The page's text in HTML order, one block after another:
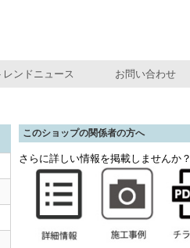
レンドニュース お問い合わせ
このショップの関係者の方へ
さらに詳しい情報を掲載しませんか？